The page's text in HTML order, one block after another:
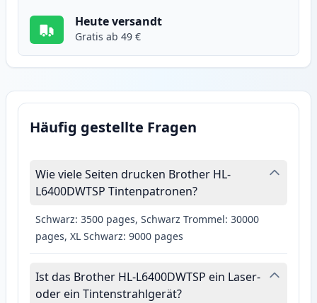
Heute versandt
Gratis ab 49 €
Häufig gestellte Fragen
Wie viele Seiten drucken Brother HL-
L6400DWTSP Tintenpatronen?
Schwarz: 3500 pages, Schwarz Trommel: 30000
pages, XL Schwarz: 9000 pages
Ist das Brother HL-L6400DWTSP ein Laser-
oder ein Tintenstrahlgerät?